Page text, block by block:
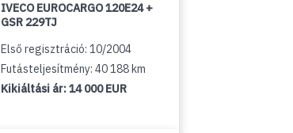
IVECO EUROCARGO 120E24 +
GSR 229TJ
Első regisztráció: 10/2004
Futásteljesítmény: 40 188 km
Kikiáltási ár:14 000 EUR